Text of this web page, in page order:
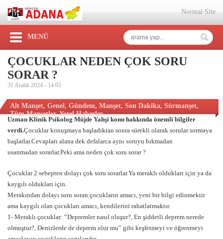
Normal Site
MENÜ
ÇOCUKLAR NEDEN ÇOK SORU
SORAR ?
31 Aralık 2024 - 14:05
Alt Manşet, Genel, Gündem, Manşet, Son Dakika, Sürmanşet,
Tüm Manşetler,Yerel Haberler
Uzman Klinik Psikolog Müjde Yahşi konu hakkında önemli bilgiler
verdi.Çocuklar konuşmaya başladıktan sonra sürekli olarak sorular sormaya
başlarlar.Cevapları alana dek defalarca aynı soruyu bıkmadan
usanmadan sorarlar.Peki ama neden çok soru sorar ?
Çocuklar 2 sebepten dolayı çok soru sorarlar.Ya meraklı oldukları için ya da
kaygılı oldukları için.
Merakından dolayı soru soran çocukların amacı, yeni bir bilgi edinmektir
ama kaygılı olan çocukları amacı, kendilerini rahatlatmaktır.
1- Meraklı çocuklar: “Depremler nasıl oluşur?, En şiddetli deprem nerede
olmuştur?, Denizlerde de deprem olur mu” gibi keşfetmeyi ve öğrenmeyi